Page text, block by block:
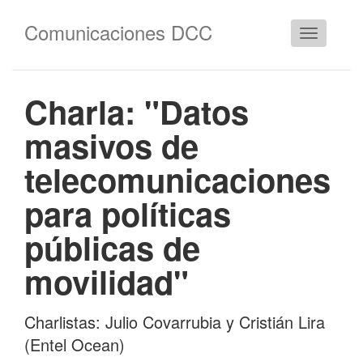
Cambiar
Comunicaciones DCC
Charla: "Datos
masivos de
telecomunicaciones
para políticas
públicas de
movilidad"
Charlistas: Julio Covarrubia y Cristián Lira
(Entel Ocean)